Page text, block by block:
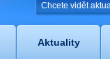
Chcete vidět
Aktuality